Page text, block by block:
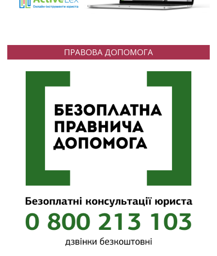
ПРАВОВА ДОПОМОГА